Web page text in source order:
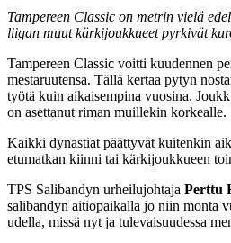
Tampereen Classic on metrin vielä
liigan muut kärkijoukkueet pyrkivät
Tampereen Classic voitti kuudennen
mestaruutensa. Tällä kertaa pytyn
työtä kuin aikaisempina vuosina.
on asettanut riman muillekin korkealle.
Kaikki dynastiat päättyvät kuitenkin
etumatkan kiinni tai kärkijoukkueen
TPS Salibandyn urheilujohtaja Perttu
salibandyn aitiopaikalla jo niin monta
udella, missä nyt ja tulevaisuudessa